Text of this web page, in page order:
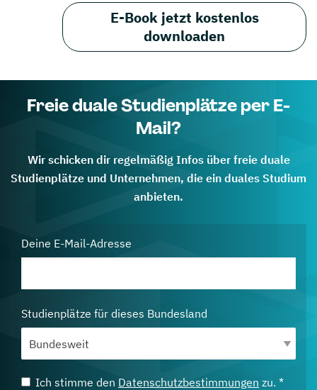
E-Book jetzt kostenlos
downloaden
Freie duale Studienplätze per E-
Mail?
Wir schicken dir regelmäßig Infos über freie duale
Studienplätze und Unternehmen, die ein duales Studium
anbieten.
Deine E-Mail-Adresse
Studienplätze für dieses Bundesland
Ich stimme den Datenschutzbestimmungen zu. *